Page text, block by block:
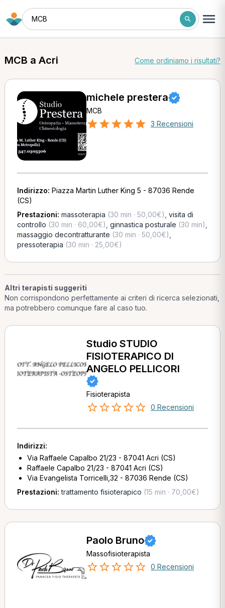
MCB
MCB a Acri Come ordiniamo i risultati?
michele prestera
MCB
3 Recensioni
Indirizzo: Piazza Martin Luther King 5 - 87036 Rende
(CS)
Prestazioni: massoterapia (30 min · 50,00€) visita di
controllo (30 min · 60,00€) ginnastica posturale (30 min)
massaggio decontratturante (30 min · 50,00€)
pressoterapia (30 min · 25,00€)
Altri terapisti suggeriti
Non corrispondono perfettamente ai criteri di ricerca selezionati,
ma potrebbero comunque fare al caso tuo.
Studio STUDIO
FISIOTERAPICO DI
ANGELO PELLICORI
Fisioterapista
0 Recensioni
Indirizzi:
Via Raffaele Capalbo 21/23 - 87041 Acri (CS)
Raffaele Capalbo 21/23 - 87041 Acri (CS)
Via Evangelista Torricelli,32 - 87036 Rende (CS)
Prestazioni:trattamento fisioterapico (15 min · 70,00€)
Paolo Bruno
Massofisioterapista
0 Recensioni